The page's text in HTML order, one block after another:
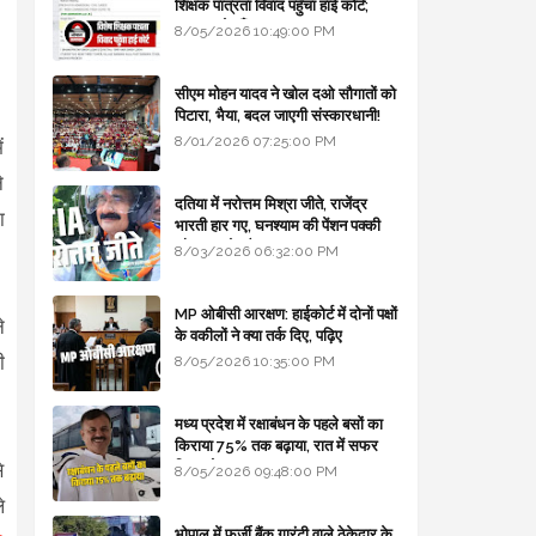
शिक्षक पात्रता विवाद पहुँचा हाई कोर्ट;
सरकार से माँगा जवाब
8/05/2026 10:49:00 PM
सीएम मोहन यादव ने खोल दओ सौगातों को
पिटारा, भैया, बदल जाएगी संस्कारधानी!
8/01/2026 07:25:00 PM
दतिया में नरोत्तम मिश्रा जीते, राजेंद्र
भारती हार गए, घनश्याम की पेंशन पक्की
और आशुतोष बैक टू...
8/03/2026 06:32:00 PM
MP ओबीसी आरक्षण: हाईकोर्ट में दोनों पक्षों
के वकीलों ने क्या तर्क दिए, पढ़िए
8/05/2026 10:35:00 PM
मध्य प्रदेश में रक्षाबंधन के पहले बसों का
किराया 75% तक बढ़ाया, रात में सफर
किया तो 10% एक्स्ट्रा
8/05/2026 09:48:00 PM